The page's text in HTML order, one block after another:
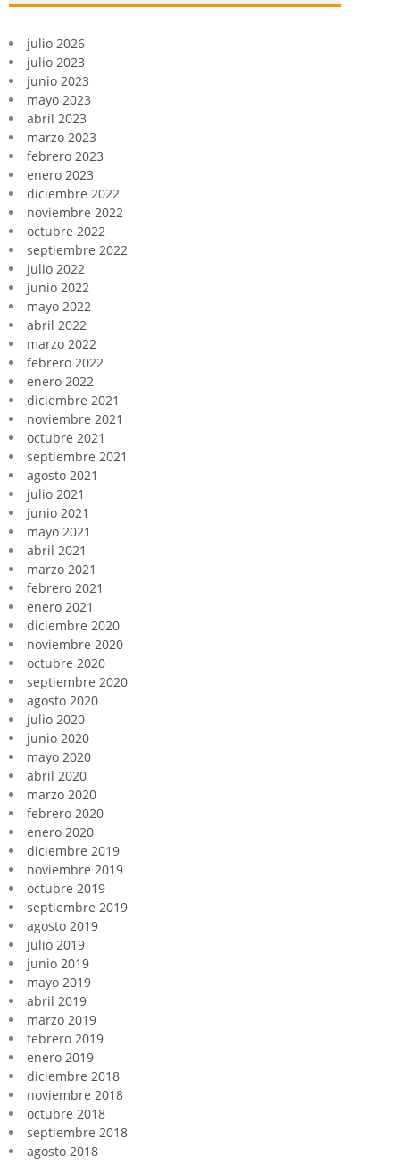
julio 2026
julio 2023
junio 2023
mayo 2023
abril 2023
marzo 2023
febrero 2023
enero 2023
diciembre 2022
noviembre 2022
octubre 2022
septiembre 2022
julio 2022
junio 2022
mayo 2022
abril 2022
marzo 2022
febrero 2022
enero 2022
diciembre 2021
noviembre 2021
octubre 2021
septiembre 2021
agosto 2021
julio 2021
junio 2021
mayo 2021
abril 2021
marzo 2021
febrero 2021
enero 2021
diciembre 2020
noviembre 2020
octubre 2020
septiembre 2020
agosto 2020
julio 2020
junio 2020
mayo 2020
abril 2020
marzo 2020
febrero 2020
enero 2020
diciembre 2019
noviembre 2019
octubre 2019
septiembre 2019
agosto 2019
julio 2019
junio 2019
mayo 2019
abril 2019
marzo 2019
febrero 2019
enero 2019
diciembre 2018
noviembre 2018
octubre 2018
septiembre 2018
agosto 2018